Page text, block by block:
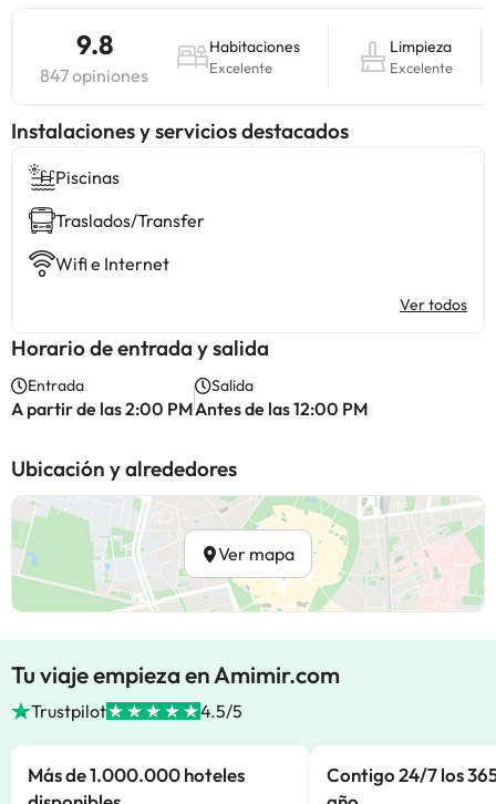
9.8
847 opiniones
Habitaciones
Excelente
Limpieza
Excelente
Instalaciones y servicios destacados
Piscinas
Traslados/Transfer
Wifi e Internet
Ver todos
Horario de entrada y salida
Entrada
A partir de las 2:00 PM
Salida
Antes de las 12:00 PM
Ubicación y alrededores
Ver mapa
Tu viaje empieza en Amimir.com
Trustpilot 4.5/5
Más de 1.000.000 hoteles
Contigo 24/7 los